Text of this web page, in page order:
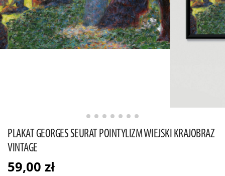
PLAKAT GEORGES SEURAT POINTYLIZM WIEJSKI KRAJOBRAZ
VINTAGE
59,00 zł